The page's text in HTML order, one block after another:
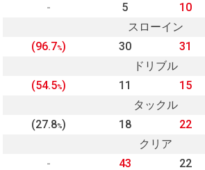
-
5 10
スローイン
(96.7%) 30 31
ドリブル
(54.5%) 11 15
タックル
(27.8%) 18 22
クリア
-
43 22